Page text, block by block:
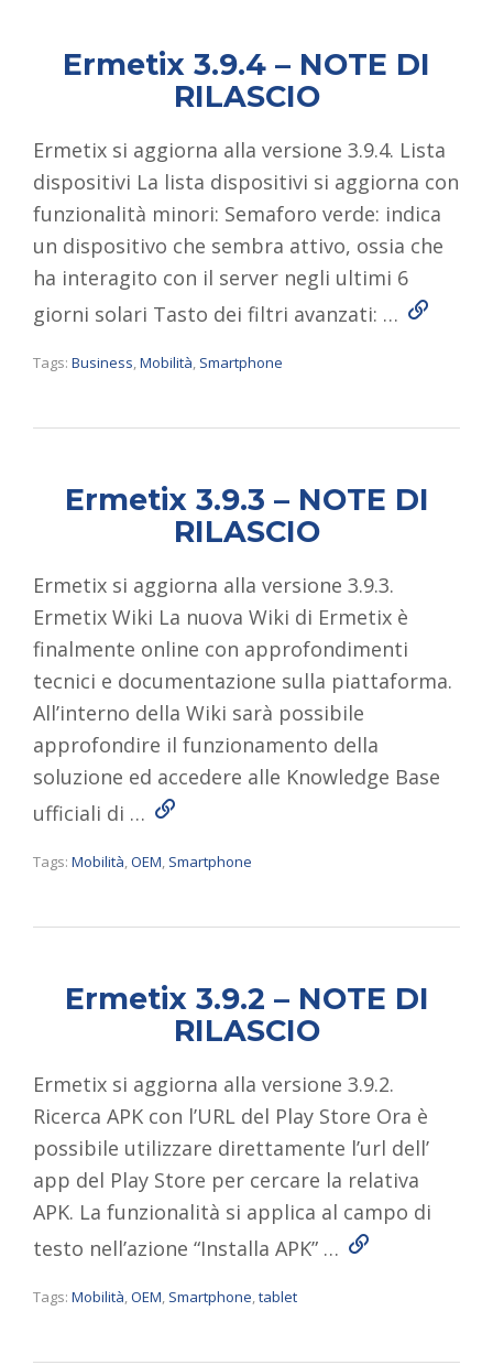
Ermetix 3.9.4 – NOTE DI
RILASCIO
Ermetix si aggiorna alla versione 3.9.4. Lista
dispositivi La lista dispositivi si aggiorna con
funzionalità minori: Semaforo verde: indica
un dispositivo che sembra attivo, ossia che
ha interagito con il server negli ultimi 6
giorni solari Tasto dei filtri avanzati: … Read
Tags: Business,Mobilità, Smartphone
Ermetix 3.9.3 – NOTE DI
RILASCIO
Ermetix si aggiorna alla versione 3.9.3.
Ermetix Wiki La nuova Wiki di Ermetix è
finalmente online con approfondimenti
tecnici e documentazione sulla piattaforma.
All’interno della Wiki sarà possibile
approfondire il funzionamento della
soluzione ed accedere alle Knowledge Base
ufficiali di … Read More
Tags: Mobilità,OEM, Smartphone
Ermetix 3.9.2 – NOTE DI
RILASCIO
Ermetix si aggiorna alla versione 3.9.2.
Ricerca APK con l’URL del Play Store Ora è
possibile utilizzare direttamente l’url dell’
app del Play Store per cercare la relativa
APK. La funzionalità si applica al campo di
testo nell’azione “Installa APK” … Read More
Tags: Mobilità,OEM, Smartphone,tablet